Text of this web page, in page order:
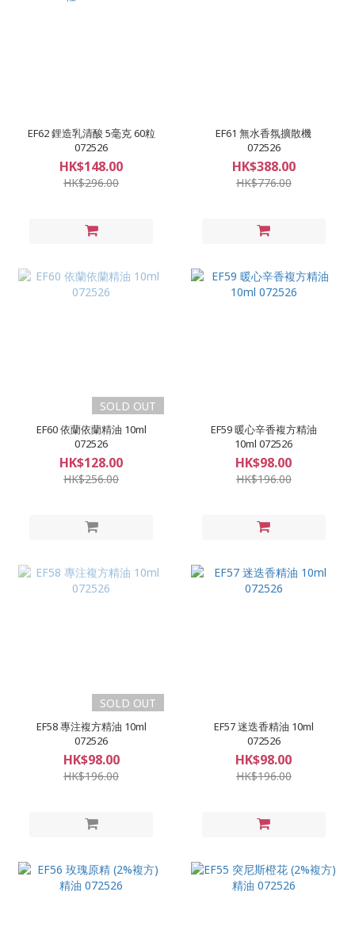
EF62 鋰造乳清酸 5毫克 60粒
072526
HK$148.00
HK$296.00
EF61 無水香氛擴散機
072526
HK$388.00
HK$776.00
SOLD OUT
EF60 依蘭依蘭精油 10ml
072526
HK$128.00
HK$256.00
EF59 暖心辛香複方精油
10ml 072526
HK$98.00
HK$196.00
SOLD OUT
EF58 專注複方精油 10ml
072526
HK$98.00
HK$196.00
EF57 迷迭香精油 10ml
072526
HK$98.00
HK$196.00